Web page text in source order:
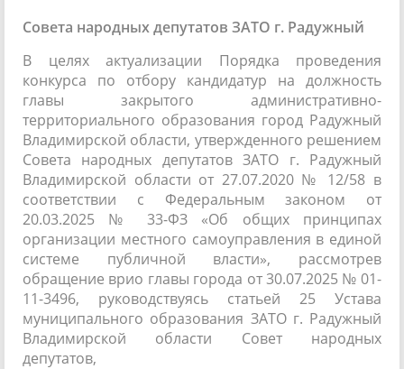
Совета народных депутатов ЗАТО г. Радужный
В целях актуализации Порядка проведения
конкурса по отбору кандидатур на должность
главы закрытого административно-
территориального образования город Радужный
Владимирской области, утвержденного решением
Совета народных депутатов ЗАТО г. Радужный
Владимирской области от 27.07.2020 № 12/58 в
соответствии с Федеральным законом от
20.03.2025 № 33-ФЗ «Об общих принципах
организации местного самоуправления в единой
системе публичной власти», рассмотрев
обращение врио главы города от 30.07.2025 № 01-
11-3496, руководствуясь статьей 25 Устава
муниципального образования ЗАТО г. Радужный
Владимирской области Совет народных
депутатов,